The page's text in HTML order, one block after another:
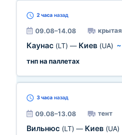
2 часа назад
09.08–14.08 крытая
Каунас (LT) — Киев (UA) ~
тнп на паллетах
3 часа назад
09.08–13.08 тент
Вильнюс (LT) — Киев (UA)